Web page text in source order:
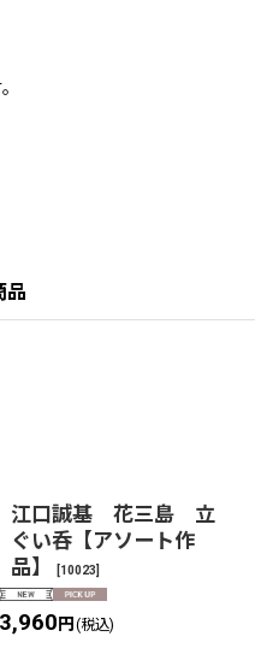
品
江口誠基 花三島 立
ぐい呑【アソート作
品】
[10023]
3,960円 (税込)